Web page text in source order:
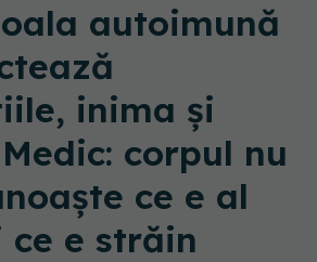
autoimună
inima și
corpul nu
ce e al
ce e străin